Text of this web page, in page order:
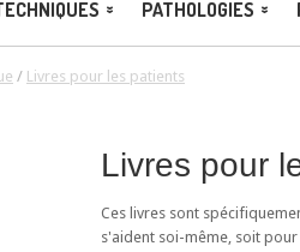
PATHOLOGIES
/ Livres pour les patients
Livres pour
Ces livres sont
s'aident soi-même, soit